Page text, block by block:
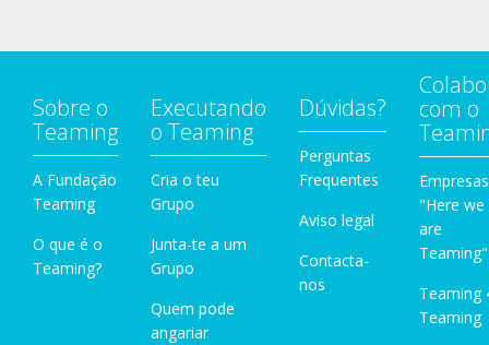
Sobre o
Teaming
A Fundação
Teaming
O que é o
Teaming?
Executando
o Teaming
Cria o teu
Grupo
Junta-te a um
Grupo
Quem pode
angariar
Dúvidas?
Perguntas
Frequentes
Aviso legal
Contacta-
nos
com o
Empresas
"Here we
are
Teaming"
Teaming
Teaming